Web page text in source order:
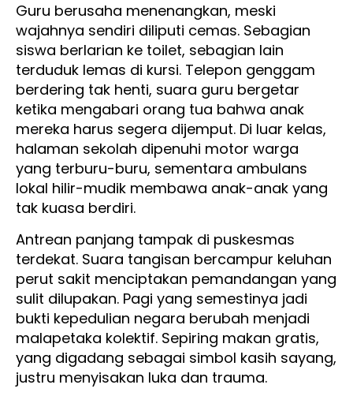
Guru berusaha menenangkan, meski
wajahnya sendiri diliputi cemas. Sebagian
siswa berlarian ke toilet, sebagian lain
terduduk lemas di kursi. Telepon genggam
berdering tak henti, suara guru bergetar
ketika mengabari orang tua bahwa anak
mereka harus segera dijemput. Di luar kelas,
halaman sekolah dipenuhi motor warga
yang terburu-buru, sementara ambulans
lokal hilir-mudik membawa anak-anak yang
tak kuasa berdiri.
Antrean panjang tampak di puskesmas
terdekat. Suara tangisan bercampur keluhan
perut sakit menciptakan pemandangan yang
sulit dilupakan. Pagi yang semestinya jadi
bukti kepedulian negara berubah menjadi
malapetaka kolektif. Sepiring makan gratis,
yang digadang sebagai simbol kasih sayang,
justru menyisakan luka dan trauma.